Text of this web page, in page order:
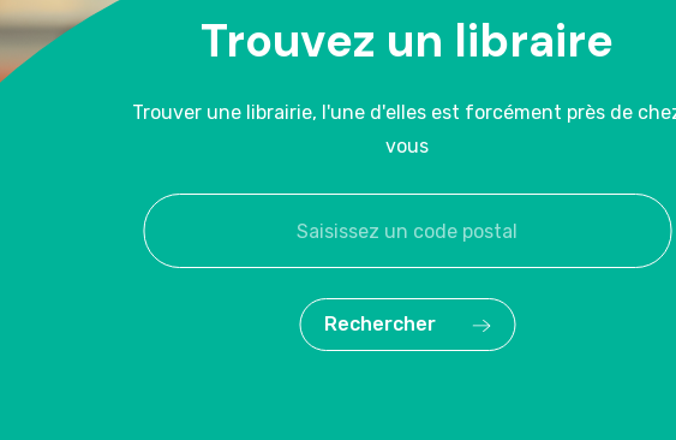
Trouvez un libraire
Trouver une librairie, l'une d'elles est forcément près de
vous
Rechercher